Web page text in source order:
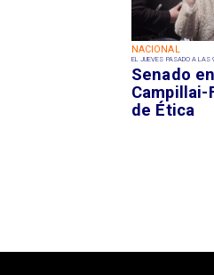
NACIONAL
EL JUEVES PASADO A LAS
Senado
Campillai-
de Ética